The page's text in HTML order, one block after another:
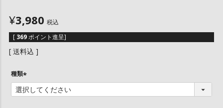
¥3,980 税込
[ 369ポイント進呈]
送料込
種類
(
必